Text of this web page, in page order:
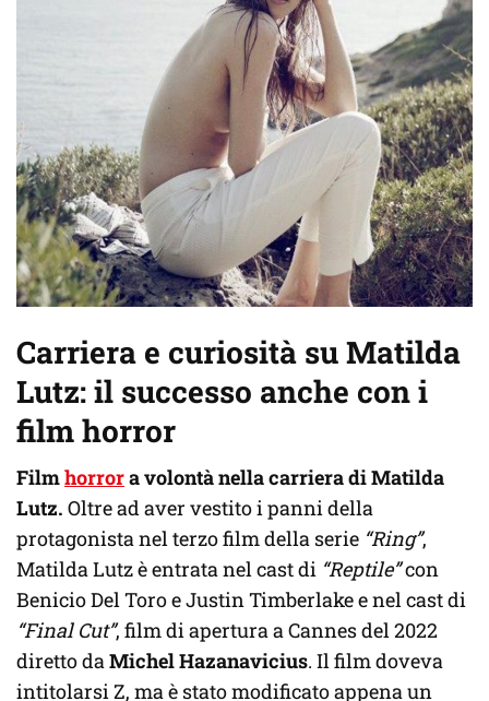
Carriera e curiosità su Matilda
Lutz: il successo anche con i
film horror
Filmhorrora volontà nella carriera di Matilda
Lutz. Oltre ad aver vestito i panni della
protagonista nel terzo film della serie “Ring”,
Matilda Lutz è entrata nel cast di “Reptile”con
Benicio Del Toro e Justin Timberlake e nel cast di
“Final Cut”, film di apertura a Cannes del 2022
diretto da Michel Hazanavicius. Il film doveva
intitolarsi Z, ma è stato modificato appena un